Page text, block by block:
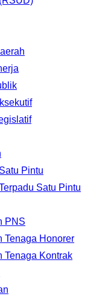
Pintu
Satu Pintu
PNS
Tenaga Honorer
Tenaga Kontrak